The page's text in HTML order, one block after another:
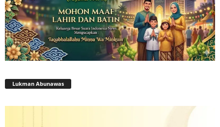
Lukman Abunawas